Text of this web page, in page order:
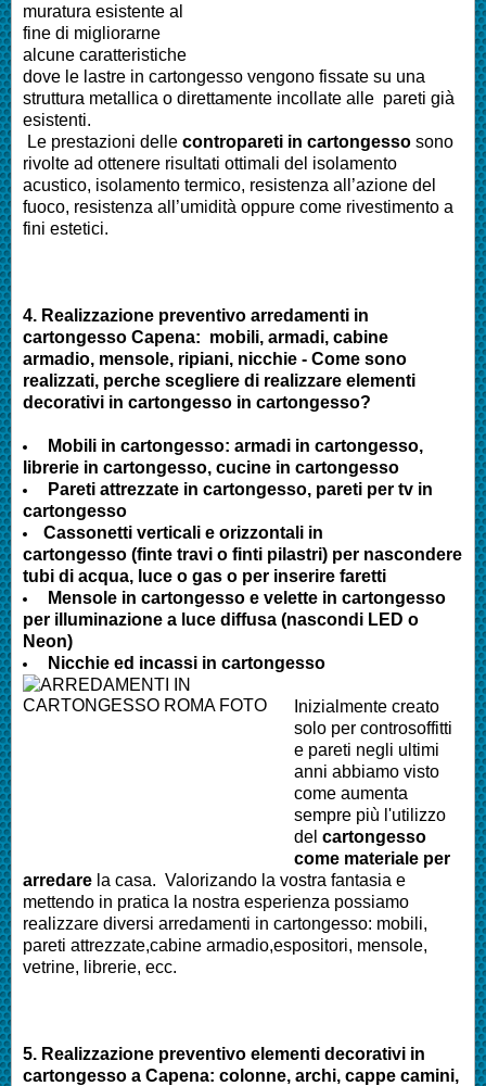
muratura esistente al
fine di migliorarne
alcune caratteristiche
dove le lastre in cartongesso vengono fissate su una
struttura metallica o direttamente incollate alle pareti già
esistenti.
Le prestazioni delle contropareti in cartongesso sono
rivolte ad ottenere risultati ottimali del isolamento
acustico, isolamento termico, resistenza all’azione del
fuoco, resistenza all’umidità oppure come rivestimento a
fini estetici.
4. Realizzazione preventivo arredamenti in
cartongesso Capena: mobili, armadi, cabine
armadio, mensole, ripiani, nicchie - Come sono
realizzati, perche scegliere di realizzare elementi
decorativi in cartongesso in cartongesso?
Mobili in cartongesso: armadi in cartongesso,
librerie in cartongesso, cucine in cartongesso
Pareti attrezzate in cartongesso, pareti per tv in
cartongesso
Cassonetti verticali e orizzontali in
cartongesso (finte travi o finti pilastri) per nascondere
tubi di acqua, luce o gas o per inserire faretti
Mensole in cartongesso e velette in cartongesso
per illuminazione a luce diffusa (nascondi LED o
Neon)
Nicchie ed incassi in cartongesso
Inizialmente creato
solo per controsoffitti
e pareti negli ultimi
anni abbiamo visto
come aumenta
sempre più l'utilizzo
del cartongesso
come materiale per
arredare la casa. Valorizando la vostra fantasia e
mettendo in pratica la nostra esperienza possiamo
realizzare diversi arredamenti in cartongesso: mobili,
pareti attrezzate,cabine armadio,espositori, mensole,
vetrine, librerie, ecc.
5. Realizzazione preventivo elementi decorativi in
cartongesso a Capena: colonne, archi, cappe camini,